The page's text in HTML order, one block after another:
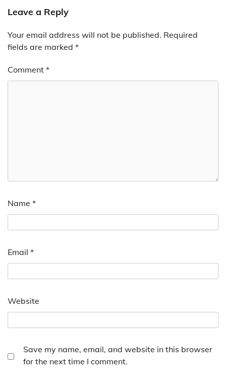
Leave a Reply
Your email address will not be published. Required
fields are marked *
Comment *
Name *
Email *
Website
Save my name, email, and website in this browser
for the next time I comment.